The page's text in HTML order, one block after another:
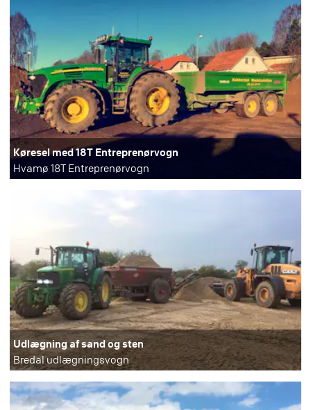
Køresel med 18T Entreprenørvogn
Hvamø 18T Entreprenørvogn
Udlægning af sand og sten
Bredal udlægningsvogn